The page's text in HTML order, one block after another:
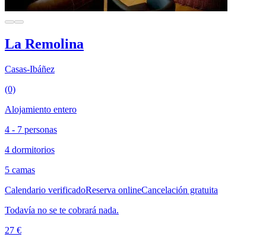
La Remolina
Casas-Ibáñez
(0)
Alojamiento entero
4 - 7 personas
4 dormitorios
5 camas
Calendario verificadoReserva onlineCancelación gratuita
Todavía no se te cobrará nada.
27 €